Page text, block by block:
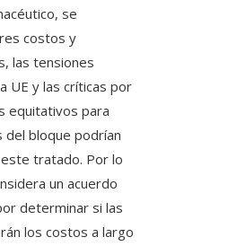
se
costos y
las tensiones
UE y las críticas por
equitativos para
bloque podrían
tratado. Por lo
un acuerdo
determinar si las
los costos a largo